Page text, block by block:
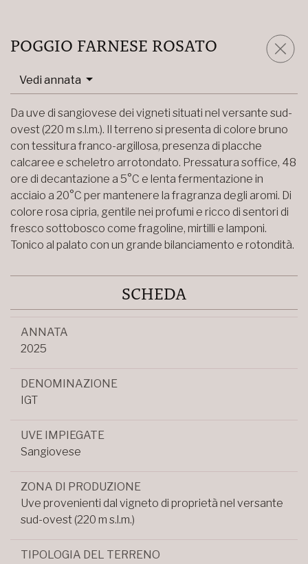
POGGIO FARNESE ROSATO
Vedi annata
Da uve di sangiovese dei vigneti situati nel versante sud-
ovest (220 m s.l.m.). Il terreno si presenta di colore bruno
con tessitura franco-argillosa, presenza di placche
calcaree e scheletro arrotondato. Pressatura soffice, 48
ore di decantazione a 5°C e lenta fermentazione in
acciaio a 20°C per mantenere la fragranza degli aromi. Di
colore rosa cipria, gentile nei profumi e ricco di sentori di
fresco sottobosco come fragoline, mirtilli e lamponi.
Tonico al palato con un grande bilanciamento e rotondità.
SCHEDA
ANNATA
2025
DENOMINAZIONE
IGT
UVE IMPIEGATE
Sangiovese
ZONA DI PRODUZIONE
Uve provenienti dal vigneto di proprietà nel versante
sud-ovest (220 m s.l.m.)
TIPOLOGIA DEL TERRENO